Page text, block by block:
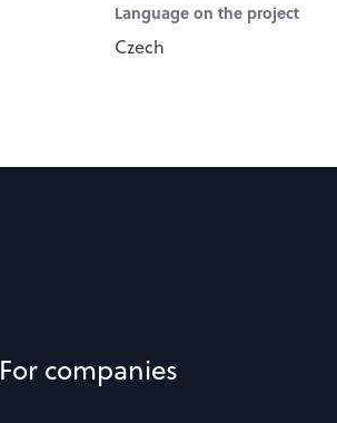
Language on the project
Czech
For companies